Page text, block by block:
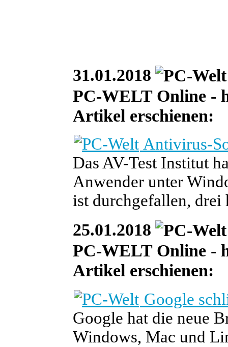
31.01.2018
PC-WELT Online -
Artikel erschienen:
Antivirus-
Das AV-Test Institut
Anwender unter
ist durchgefallen,
25.01.2018
PC-WELT Online -
Artikel erschienen:
Google
Google hat die neue
Windows, Mac und